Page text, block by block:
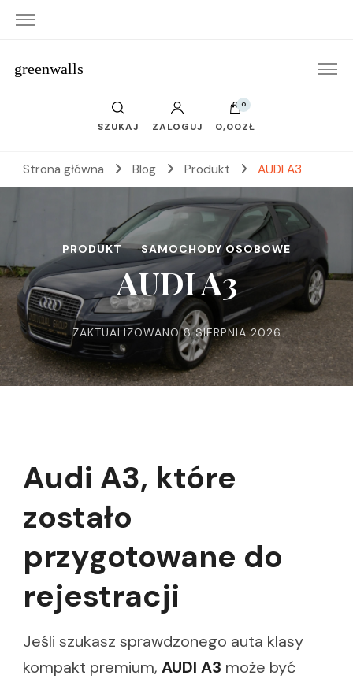
greenwalls
SZUKAJ ZALOGUJ
0
0,00ZŁ
Strona główna Blog Produkt AUDI A3
PRODUKT SAMOCHODY OSOBOWE
AUDI A3
ZAKTUALIZOWANO8 SIERPNIA 2026
Audi A3, które
zostało
przygotowane do
rejestracji
Jeśli szukasz sprawdzonego auta klasy
kompakt premium, AUDI A3 może być